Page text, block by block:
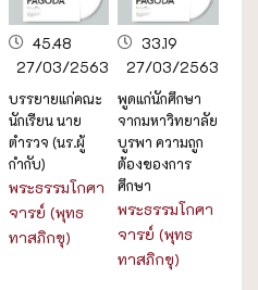
45.48
27/03/2563
บรรยายแก่คณะ
นักเรียน นาย
ตำรวจ (นร.ผู้
กำกับ)
พระธรรมโกศา
จารย์ (พุทธ
ทาสภิกขุ)
33.19
27/03/2563
พูดแก่นักศึกษา
จากมหาวิทยาลัย
บูรพา ความถูก
ต้องของการ
ศึกษา
พระธรรมโกศา
จารย์ (พุทธ
ทาสภิกขุ)